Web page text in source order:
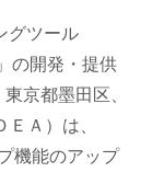
グツール
の開発・提供
京都墨田区、
Ａ）は、
機能のアップ